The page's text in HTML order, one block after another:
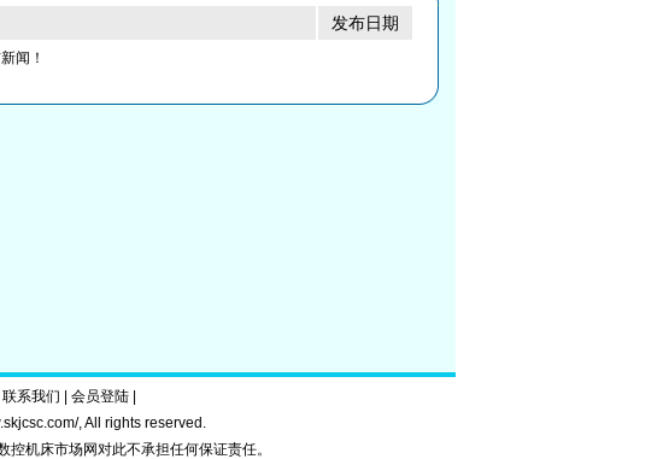
发布日期
闻！
联系我们 会员登陆|
, All rights reserved.
机床市场网对此不承担任何保证责任。